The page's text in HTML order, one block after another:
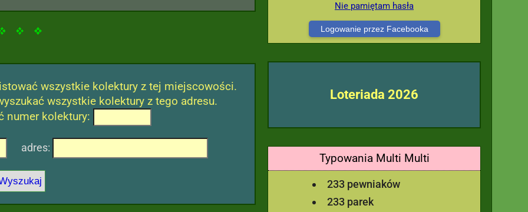
Nie pamiętam hasła
Logowanie przez Facebooka
Loteriada 2026
Typowania Multi Multi
233 pewniaków
233 parek
wszystkie kolektury z tej miejscowości.
wszystkie kolektury z tego adresu.
numer kolektury:
adres: